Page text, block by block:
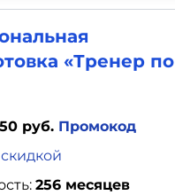
«Тренер по
руб. Промокод
256 месяцев